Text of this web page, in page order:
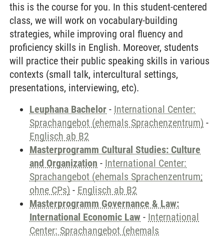
this is the course for you. In this student-centered
class, we will work on vocabulary-building
strategies, while improving oral fluency and
proficiency skills in English. Moreover, students
will practice their public speaking skills in various
contexts (small talk, intercultural settings,
presentations, interviewing, etc).
Leuphana Bachelor - International Center:
Sprachangebot (ehemals Sprachenzentrum) -
Englisch ab B2
Masterprogramm Cultural Studies: Culture
and Organization - International Center:
Sprachangebot (ehemals Sprachenzentrum;
ohne CPs) - Englisch ab B2
Masterprogramm Governance & Law:
International Economic Law - International
Center: Sprachangebot (ehemals